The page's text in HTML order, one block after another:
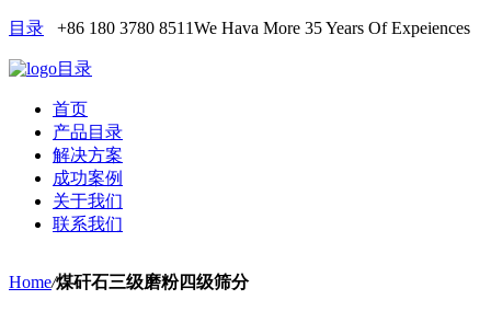
目录 +86 180 3780 8511We Hava More 35 Years Of Expeiences
目录
首页
产品目录
解决方案
成功案例
关于我们
联系我们
Home/煤矸石三级磨粉四级筛分